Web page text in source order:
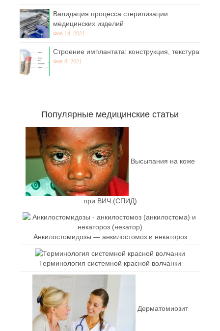
Валидация процесса стерилизации
медицинских изделий
Фев 14, 2021
Строение имплантата: конструкция, текстура
Фев 8, 2021
Популярные медицинские статьи
Высыпания на коже
при ВИЧ (СПИД)
Анкилостомидозы — анкилостомоз и некатороз
Терминология системной красной волчанки
Дерматомиозит